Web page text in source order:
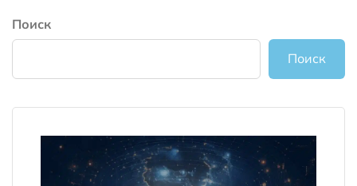
Поиск
Поиск